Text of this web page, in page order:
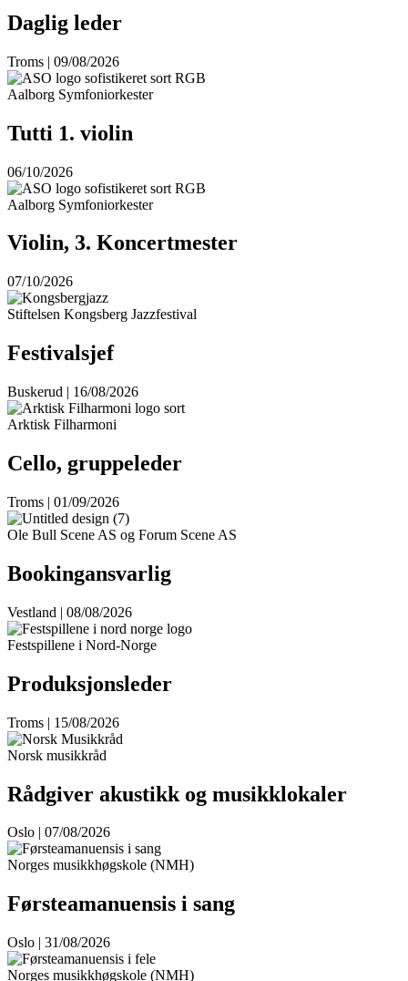
Daglig leder
Troms | 09/08/2026
Aalborg Symfoniorkester
Tutti 1. violin
06/10/2026
Aalborg Symfoniorkester
Violin, 3. Koncertmester
07/10/2026
Stiftelsen Kongsberg Jazzfestival
Festivalsjef
Buskerud | 16/08/2026
Arktisk Filharmoni
Cello, gruppeleder
Troms | 01/09/2026
Ole Bull Scene AS og Forum Scene AS
Bookingansvarlig
Vestland | 08/08/2026
Festspillene i Nord-Norge
Produksjonsleder
Troms | 15/08/2026
Norsk musikkråd
Rådgiver akustikk og musikklokaler
Oslo | 07/08/2026
Norges musikkhøgskole (NMH)
Førsteamanuensis i sang
Oslo | 31/08/2026
Norges musikkhøgskole (NMH)